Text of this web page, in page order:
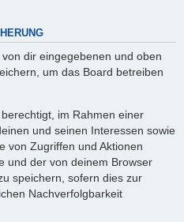
dir eingegebenen und oben
um das Board betreiben
im Rahmen einer
und seinen Interessen sowie
von Zugriffen und Aktionen
und der von deinem Browser
speichern, sofern dies zur
Nachverfolgbarkeit